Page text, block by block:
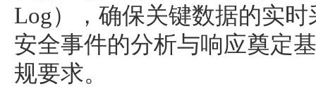
Log），确保关键数据的实
安全事件的分析与响应奠定
规要求。